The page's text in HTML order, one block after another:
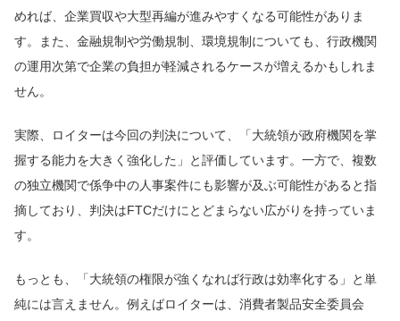
めれば、企業買収や大型再編が進みやすくなる可能性がありま
す。また、金融規制や労働規制、環境規制についても、行政機関
の運用次第で企業の負担が軽減されるケースが増えるかもしれま
せん。
実際、ロイターは今回の判決について、「大統領が政府機関を掌
握する能力を大きく強化した」と評価しています。一方で、複数
の独立機関で係争中の人事案件にも影響が及ぶ可能性があると指
摘しており、判決はFTCだけにとどまらない広がりを持っていま
す。
もっとも、「大統領の権限が強くなれば行政は効率化する」と単
純には言えません。例えばロイターは、消費者製品安全委員会